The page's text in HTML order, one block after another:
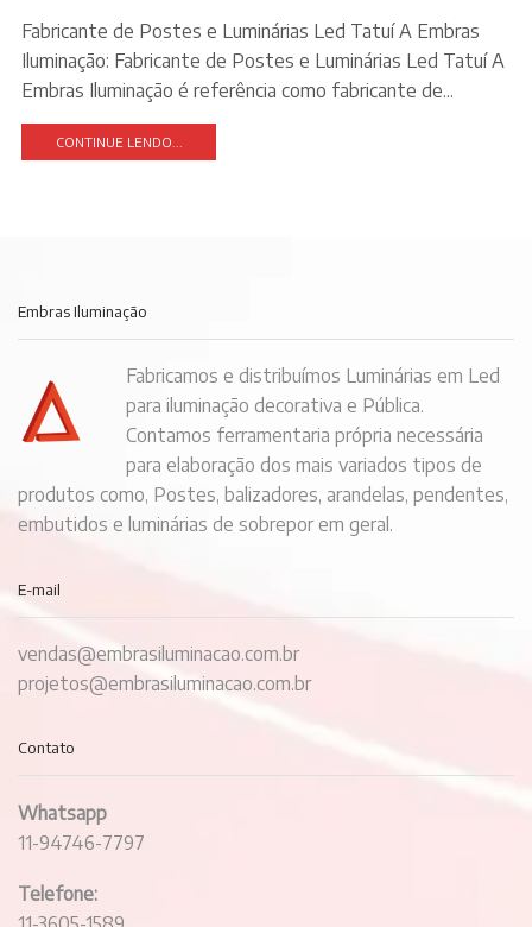
Fabricante de Postes e Luminárias Led Tatuí A Embras
Iluminação: Fabricante de Postes e Luminárias Led Tatuí A
Embras Iluminação é referência como fabricante de...
CONTINUE LENDO...
Embras Iluminação
Fabricamos e distribuímos Luminárias em Led
para iluminação decorativa e Pública.
Contamos ferramentaria própria necessária
para elaboração dos mais variados tipos de
produtos como, Postes, balizadores, arandelas, pendentes,
embutidos e luminárias de sobrepor em geral.
E-mail
vendas@embrasiluminacao.com.br
projetos@embrasiluminacao.com.br
Contato
Whatsapp
11-94746-7797
Telefone: